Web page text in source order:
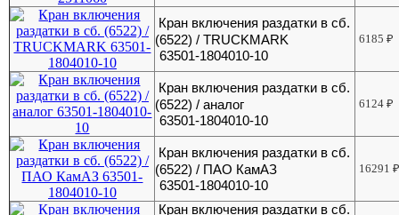
Кран включения раздатки в сб.
(6522) / TRUCKMARK
63501-1804010-10
6185₽
Кран включения раздатки в сб.
(6522) / аналог
63501-1804010-10
6124₽
Кран включения раздатки в сб.
(6522) / ПАО КамАЗ
63501-1804010-10
16291
Кран включения раздатки в сб.